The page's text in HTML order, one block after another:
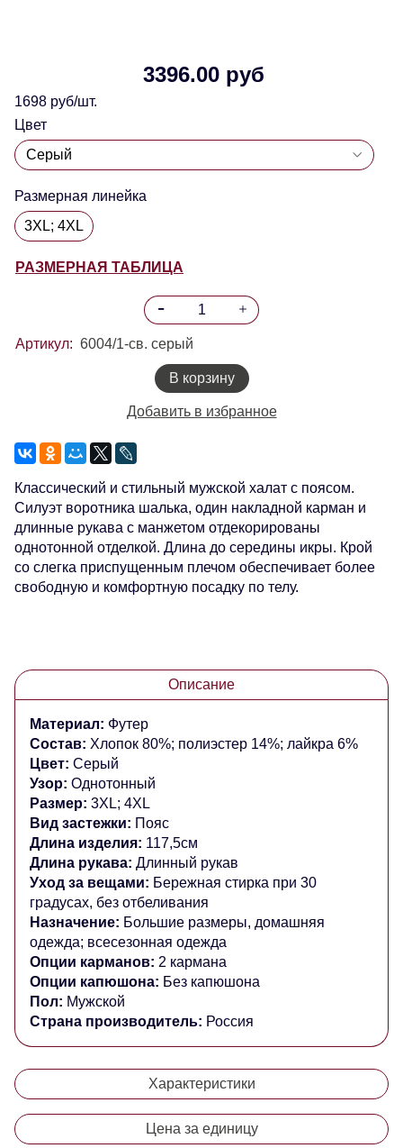
3396.00 руб
1698 руб/шт.
Цвет
Размерная линейка
3XL; 4XL
РАЗМЕРНАЯ ТАБЛИЦА
Артикул: 6004/1-св. серый
В корзину
Добавить в избранное
Классический и стильный мужской халат с поясом.
Силуэт воротника шалька, один накладной карман и
длинные рукава с манжетом отдекорированы
однотонной отделкой. Длина до середины икры. Крой
со слегка приспущенным плечом обеспечивает более
свободную и комфортную посадку по телу.
Описание
Материал: Футер
Состав: Хлопок 80%; полиэстер 14%; лайкра 6%
Цвет: Серый
Узор: Однотонный
Размер: 3XL; 4XL
Вид застежки: Пояс
Длина изделия: 117,5см
Длина рукава: Длинный рукав
Уход за вещами: Бережная стирка при 30
градусах, без отбеливания
Назначение: Большие размеры, домашняя
одежда; всесезонная одежда
Опции карманов: 2 кармана
Опции капюшона: Без капюшона
Пол: Мужской
Страна производитель: Россия
Характеристики
Цена за единицу